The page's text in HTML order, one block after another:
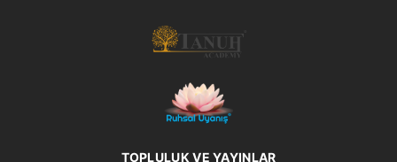
TOPLULUK VE YAYINLAR